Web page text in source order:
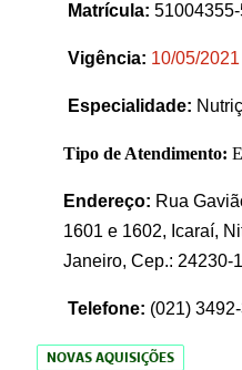
Matrícula:
Vigência: 10/05/2021
Especialidade:
Tipo de Atendimento:
Endereço: Rua
1601 e 1602, Icaraí,
Janeiro, Cep.: 24230-
Telefone: (021)
NOVAS AQUISIÇÕES